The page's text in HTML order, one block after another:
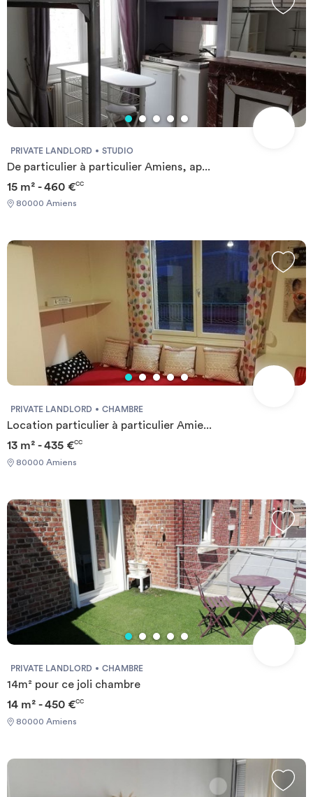
PRIVATE LANDLORD STUDIO
De particulier à particulier Amiens, ap...
15 m² - 460 €CC
80000 Amiens
PRIVATE LANDLORD CHAMBRE
Location particulier à particulier Amie...
13 m² - 435 €CC
80000 Amiens
PRIVATE LANDLORD CHAMBRE
14m² pour ce joli chambre
14 m² - 450 €CC
80000 Amiens